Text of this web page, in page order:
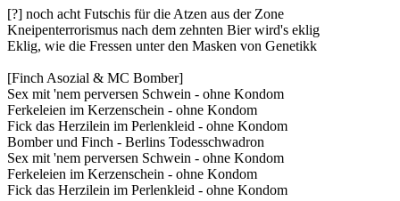
[?] noch acht Futschis für die Atzen aus der Zone
Kneipenterrorismus nach dem zehnten Bier wird's eklig
Eklig, wie die Fressen unter den Masken von Genetikk
[Finch Asozial & MC Bomber]
Sex mit 'nem perversen Schwein - ohne Kondom
Ferkeleien im Kerzenschein - ohne Kondom
Fick das Herzilein im Perlenkleid - ohne Kondom
Bomber und Finch - Berlins Todesschwadron
Sex mit 'nem perversen Schwein - ohne Kondom
Ferkeleien im Kerzenschein - ohne Kondom
Fick das Herzilein im Perlenkleid - ohne Kondom